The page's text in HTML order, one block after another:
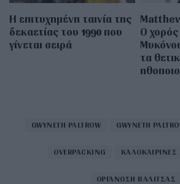
Η επιτυχημένη ταινία της
δεκαετίας του 1990 που
γίνεται σειρά
Ο
τα
GWYNETH PALTROW GWYNETH
OVERPACKING ΚΑΛΟΚΑΙΡΙΝΕΣ
ΟΡΓΑΝΩΣΗ ΒΑΛΙΤΣΑΣ